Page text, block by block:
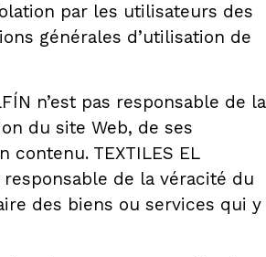
par les utilisateurs des
générales d’utilisation de
n’est pas responsable de la
du site Web, de ses
contenu. TEXTILES EL
responsable de la véracité du
des biens ou services qui y